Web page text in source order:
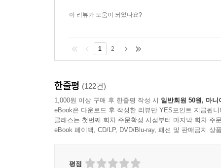
이 리뷰가 도움이 되었나요?
1 2
한줄평 (122건)
1,000원 이상 구매 후 한줄평 작성 시 일반회원 50원, 마니
eBook은 다운로드 후 작성한 리뷰만 YES포인트 지급됩니
클래스는 첫번째 회차 주문확정 시점부터 마지막 회차 주
eBook 페이백, CD/LP, DVD/Blu-ray, 패션 및 판매금지 상
평점